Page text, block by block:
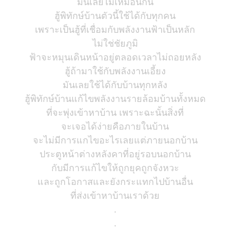
ฮู้พิทักษ์บ้านตัวนี้ใช้ได้กับทุกคน
เพราะเป็นฮู้ที่เชื่อมกับพลังงานฟ้าเป็นหลัก
ไม่ใช่ชัยภูมิ
ฟ้าจะหมุนเดินหน้าอยู่ตลอดเวลาไม่ถอยหลัง
ฮู้ถ้ามาใช้กับพลังงานเอี้ยง
มันเลยใช้ได้กับบ้านทุกหลัง
ฮู้พิทักษ์บ้านแก้ไขพลังงานรายล้อมบ้านทั้งหมด
ที่จะพุ่งเข้าหาบ้าน เพราะฉะนั้นสิ่งที่
จะเจอได้ง่ายคือภายในบ้าน
จะไม่มีการแกไขอะไรเลยแต่ภายนอกบ้าน
ประตูหน้าต่างหลังคาที่อยู่รอบนอกบ้าน
กับมีการแก้ไขให้ถูกยุคถูกจังหวะ
และถูกโอกาสและยังกระแทกไปบ้านอื่น
ที่ส่งเข้าหาบ้านเราด้วย
.
.